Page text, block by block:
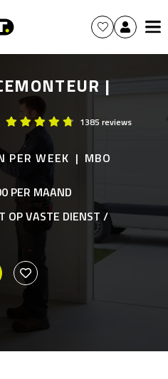
|
1385 reviews
PER WEEK
MBO
PER MAAND
OP VASTE DIENST /